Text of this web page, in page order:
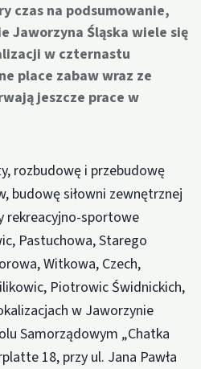
czas na podsumowanie,
Jaworzyna Śląska wiele się
w czternastu
place zabaw wraz ze
jeszcze prace w
rozbudowę i przebudowę
budowę siłowni zewnętrznej
rekreacyjno-sportowe
Pastuchowa, Starego
Witkowa, Czech,
Piotrowic Świdnickich,
w Jaworzynie
Samorządowym „Chatka
18, przy ul. Jana Pawła